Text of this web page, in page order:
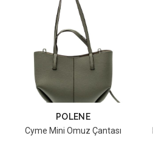
POLENE
Cyme Mini Omuz Çantası